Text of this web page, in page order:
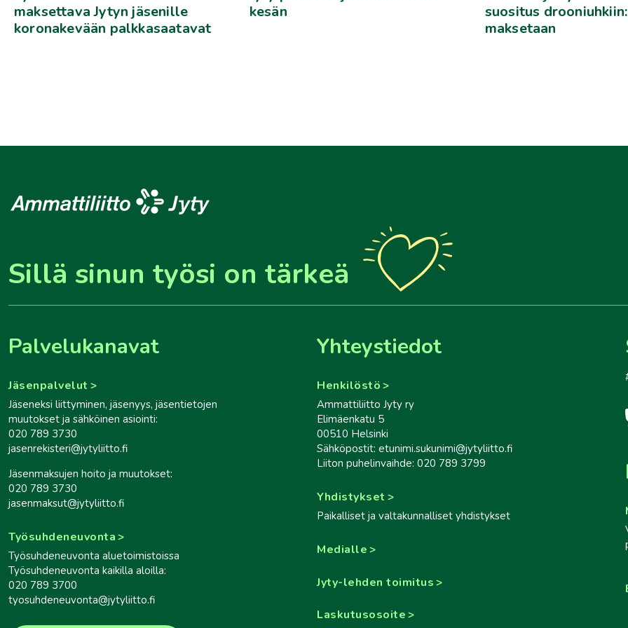
maksettava Jytyn jäsenille
koronakevään palkkasaatavat
kesän
suositus
maksetaan
Sillä sinun työsi on tärkeä
Palvelukanavat
Jäsenpalvelut
Jäseneksi liittyminen, jäsenyys, jäsentietojen
muutokset ja sähköinen asiointi:
020 789 3730
jasenrekisteri@jytyliitto.fi
Jäsenmaksujen hoito ja muutokset:
020 789 3730
jasenmaksut@jytyliitto.fi
Työsuhdeneuvonta
Työsuhdeneuvonta aluetoimistoissa
Työsuhdeneuvonta kaikilla aloilla:
020 789 3700
tyosuhdeneuvonta@jytyliitto.fi
Yhteystiedot
Henkilöstö
Ammattiliitto Jyty ry
Elimäenkatu 5
00510 Helsinki
Sähköpostit: etunimi.sukunimi@jytyliitto.fi
Liiton puhelinvaihde: 020 789 3799
Yhdistykset
Paikalliset ja valtakunnalliset yhdistykset
Medialle
Jyty-lehden toimitus
Laskutusosoite